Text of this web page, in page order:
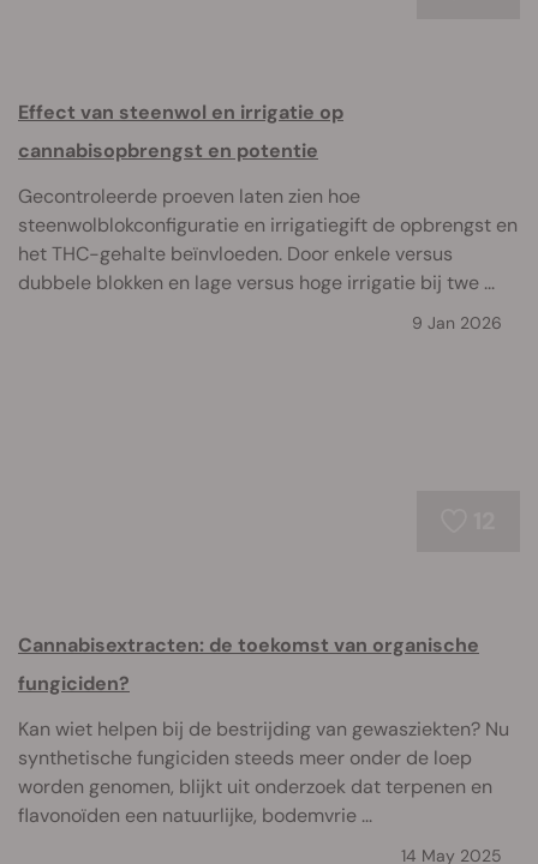
Effect van steenwol en irrigatie op
cannabisopbrengst en potentie
Gecontroleerde proeven laten zien hoe
steenwolblokconfiguratie en irrigatiegift de opbrengst en
het THC-gehalte beïnvloeden. Door enkele versus
dubbele blokken en lage versus hoge irrigatie bij twe ...
9 Jan 2026
Cannabisextracten: de toekomst van organische
fungiciden?
Kan wiet helpen bij de bestrijding van gewasziekten? Nu
synthetische fungiciden steeds meer onder de loep
worden genomen, blijkt uit onderzoek dat terpenen en
flavonoïden een natuurlijke, bodemvrie ...
14 May 2025